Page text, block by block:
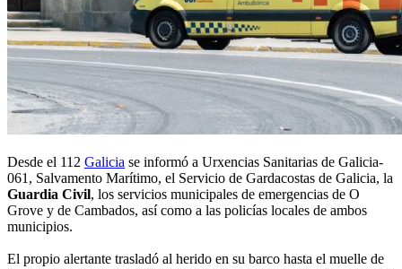
Desde el 112 Galicia se informó a Urxencias Sanitarias de Galicia-
061, Salvamento Marítimo, el Servicio de Gardacostas de Galicia, la
Guardia Civil, los servicios municipales de emergencias de O
Grove y de Cambados, así como a las policías locales de ambos
municipios.
El propio alertante trasladó al herido en su barco hasta el muelle de